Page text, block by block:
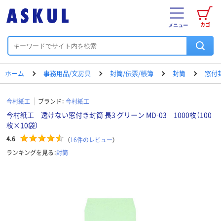
カゴ
メニュー
ホーム 事務用品/文房具 封筒/伝票/帳簿 封筒 窓付
今村紙工 ブランド： 今村紙工
今村紙工 透けない窓付き封筒 長3 グリーン MD-03 1000枚（100
枚×10袋）
4.6 （16件のレビュー）
ランキングを見る：封筒